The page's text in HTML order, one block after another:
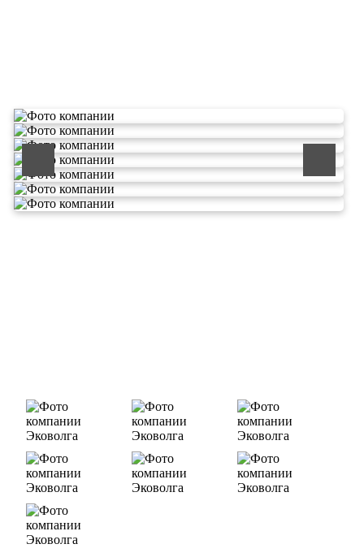
ООО «ЭКОВОЛГА» является современной и